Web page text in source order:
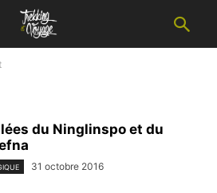
du Ninglinspo et du
31 octobre 2016